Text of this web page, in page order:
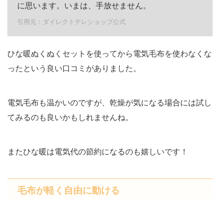
に思います。いまは、手放せません。
引用元：ダイレクトテレショップ公式
ひな暖ぬくぬくセットを使ってから電気毛布を使わなくな
ったという良い口コミがありました。
電気毛布も温かいのですが、乾燥が気になる場合には試し
てみるのも良いかもしれませんね。
またひな暖は電気代の節約になるのも嬉しいです！
毛布が軽く自由に動ける